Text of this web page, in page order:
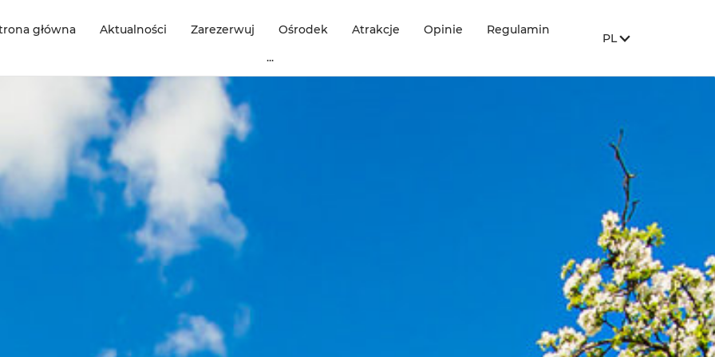
główna Aktualności Zarezerwuj Ośrodek Atrakcje Opinie
Regulamin
...
PL